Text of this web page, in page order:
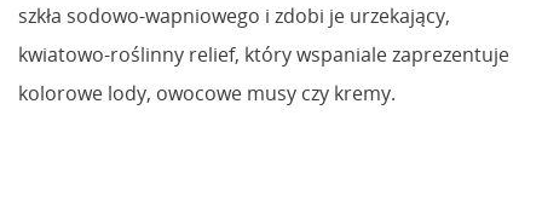
szkła sodowo-wapniowego i zdobi je urzekający,
kwiatowo-roślinny relief, który wspaniale zaprezentuje
kolorowe lody, owocowe musy czy kremy.